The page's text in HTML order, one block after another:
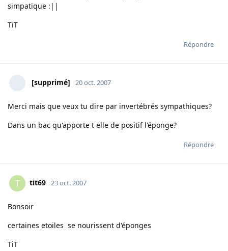
simpatique :||
TiT
Répondre
[supprimé] 20 oct. 2007
Merci mais que veux tu dire par invertébrés sympathiques?
Dans un bac qu'apporte t elle de positif l'éponge?
Répondre
T tit69 23 oct. 2007
Bonsoir
certaines etoiles se nourissent d'éponges
TiT